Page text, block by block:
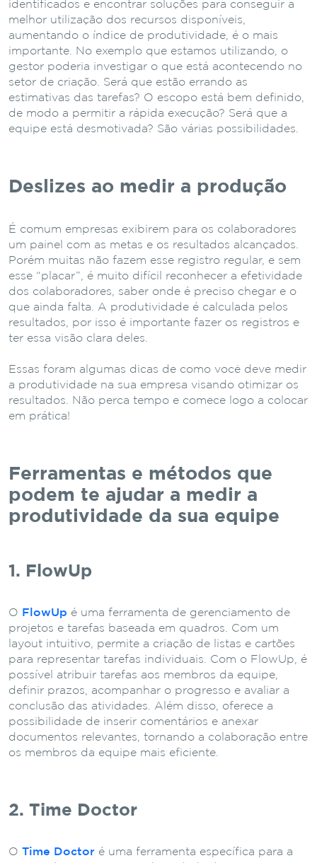
identificados e encontrar soluções para conseguir a
melhor utilização dos recursos disponíveis,
aumentando o índice de produtividade, é o mais
importante. No exemplo que estamos utilizando, o
gestor poderia investigar o que está acontecendo no
setor de criação. Será que estão errando as
estimativas das tarefas? O escopo está bem definido,
de modo a permitir a rápida execução? Será que a
equipe está desmotivada? São várias possibilidades.
Deslizes ao medir a produção
É comum empresas exibirem para os colaboradores
um painel com as metas e os resultados alcançados.
Porém muitas não fazem esse registro regular, e sem
esse “placar”, é muito difícil reconhecer a efetividade
dos colaboradores, saber onde é preciso chegar e o
que ainda falta. A produtividade é calculada pelos
resultados, por isso é importante fazer os registros e
ter essa visão clara deles.
Essas foram algumas dicas de como você deve medir
a produtividade na sua empresa visando otimizar os
resultados. Não perca tempo e comece logo a colocar
em prática!
Ferramentas e métodos que
podem te ajudar a medir a
produtividade da sua equipe
1. FlowUp
O FlowUp é uma ferramenta de gerenciamento de
projetos e tarefas baseada em quadros. Com um
layout intuitivo, permite a criação de listas e cartões
para representar tarefas individuais. Com o FlowUp, é
possível atribuir tarefas aos membros da equipe,
definir prazos, acompanhar o progresso e avaliar a
conclusão das atividades. Além disso, oferece a
possibilidade de inserir comentários e anexar
documentos relevantes, tornando a colaboração entre
os membros da equipe mais eficiente.
2. Time Doctor
O Time Doctor é uma ferramenta específica para a